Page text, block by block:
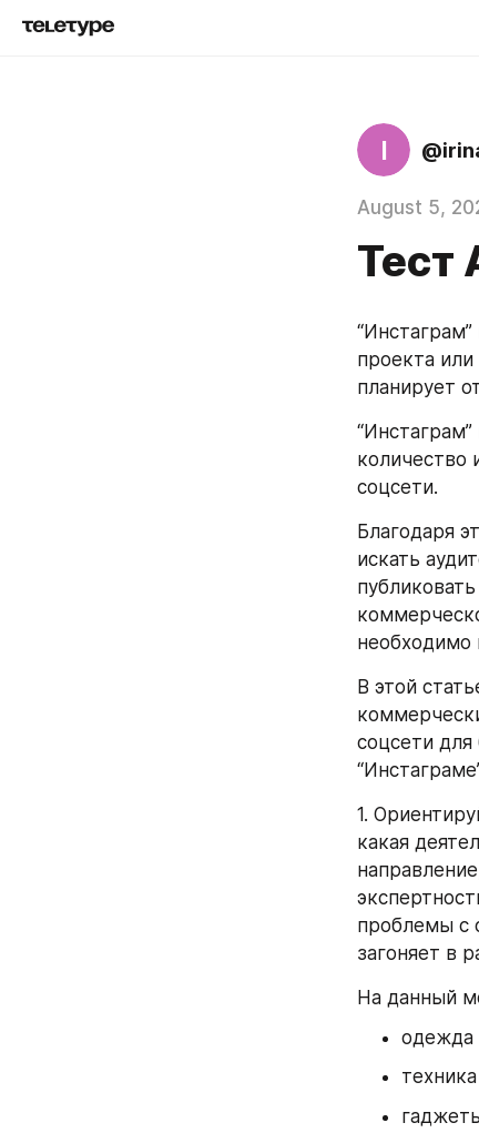
I
August 5,
Тест
проекта
планирует
количество
соцсети.
Благодаря
искать
необходимо
В этой
соцсети для
1.
какая
проблемы с
загоняет в
На данный
одежда